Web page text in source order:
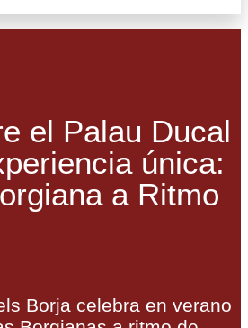
el Palau Ducal
única:
a Ritmo
Borja celebra en verano